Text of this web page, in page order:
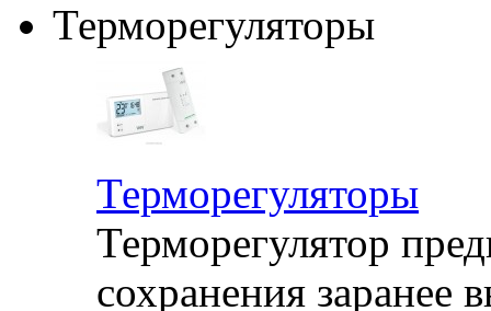
Терморегуляторы
Терморегуляторы
Терморегулятор
сохранения заранее